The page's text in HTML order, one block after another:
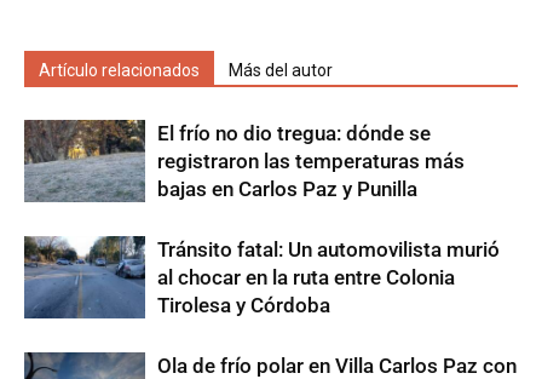
Artículo relacionados Más del autor
El frío no dio tregua: dónde se
registraron las temperaturas más
bajas en Carlos Paz y Punilla
Tránsito fatal: Un automovilista murió
al chocar en la ruta entre Colonia
Tirolesa y Córdoba
Ola de frío polar en Villa Carlos Paz con